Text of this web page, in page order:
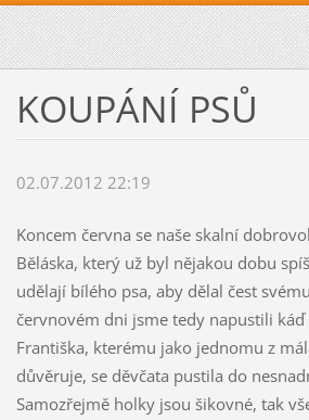
KOUPÁNÍ PSŮ
02.07.2012 22:19
Koncem června se naše skalní
Běláska, který už byl nějakou dobu
udělají bílého psa, aby dělal čest
červnovém dni jsme tedy napustili káď
Františka, kterému jako jednomu z
důvěruje, se děvčata pustila do
Samozřejmě holky jsou šikovné, tak